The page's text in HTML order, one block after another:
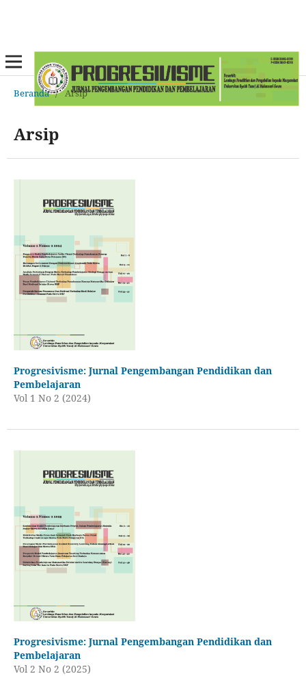
Beranda / Arsip
Arsip
Progresivisme: Jurnal Pengembangan Pendidikan dan
Pembelajaran
Vol 1 No 2 (2024)
Progresivisme: Jurnal Pengembangan Pendidikan dan
Pembelajaran
Vol 2 No 2 (2025)